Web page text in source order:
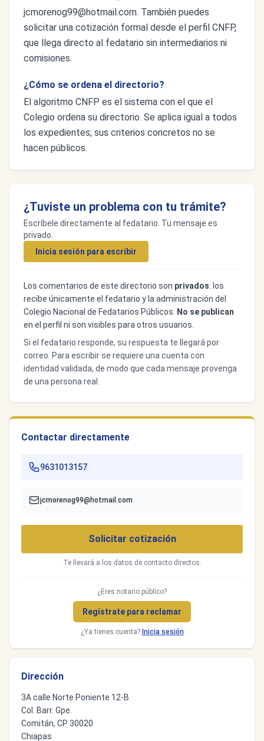
jcmorenog99@hotmail.com. También puedes
solicitar una cotización formal desde el perfil CNFP,
que llega directo al fedatario sin intermediarios ni
comisiones.
¿Cómo se ordena el directorio?
El algoritmo CNFP es el sistema con el que el
Colegio ordena su directorio. Se aplica igual a todos
los expedientes; sus criterios concretos no se
hacen públicos.
¿Tuviste un problema con tu trámite?
Escríbele directamente al fedatario. Tu mensaje es
privado.
Inicia sesión para escribir
Los comentarios de este directorio son privados: los
recibe únicamente el fedatario y la administración del
Colegio Nacional de Fedatarios Públicos.
No se publican
en el perfil ni son visibles para otros usuarios.
Si el fedatario responde, su respuesta te llegará por
correo. Para escribir se requiere una cuenta con
identidad validada, de modo que cada mensaje provenga
de una persona real.
Contactar directamente
9631013157
jcmorenog99@hotmail.com
Solicitar cotización
Te llevará a los datos de contacto directos.
¿Eres notario público?
Regístrate para reclamar
¿Ya tienes cuenta? Inicia sesión
Dirección
3A calle Norte Poniente 12-B
Col. Barr. Gpe.
Comitán, CP 30020
Chiapas